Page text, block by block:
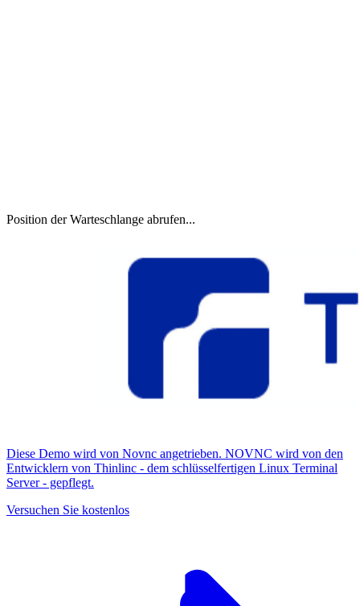
Position der Warteschlange abrufen...
Diese Demo wird von Novnc angetrieben. NOVNC wird von den
Entwicklern von Thinlinc - dem schlüsselfertigen Linux Terminal
Server - gepflegt.
Versuchen Sie kostenlos